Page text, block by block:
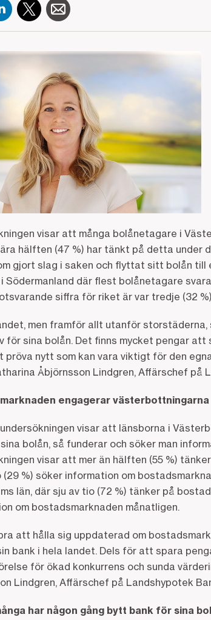
visar att många bolånetagare i
hälften (47 %) har tänkt på detta
gjort slag i saken och flyttat sitt bolån till
i Södermanland där flest bolånetagare
siffra för riket är var tredje (32
men framför allt utanför
för sina bolån. Det finns mycket pengar
pröva nytt som kan vara viktigt för den
Åbjörnsson Lindgren, Affärschef på
engagerar västerbottningarna
undersökningen visar att länsborna i
bolån, så funderar och söker man
visar att mer än hälften (55 %)
%) söker information om
län, där sju av tio (72 %) tänker på
om bostadsmarknaden månatligen.
att hålla sig uppdaterad om
bank i hela landet. Dels för att spara
för ökad konkurrens och sunda
Lindgren, Affärschef på Landshypotek
har någon gång bytt bank för sina